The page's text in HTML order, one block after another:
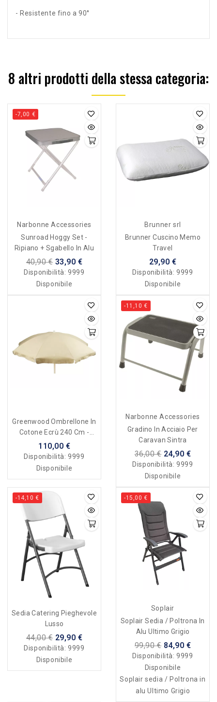
- Resistente fino a 90°
8 altri prodotti della stessa categoria:
-7,00 €
Narbonne Accessories
Sunroad Hoggy Set -
Ripiano + Sgabello In Alu
40,90 € 33,90 €
Disponibilità:9999
Disponibile
Brunner srl
Brunner Cuscino Memo
Travel
29,90 €
Disponibilità:9999
Disponibile
Greenwood Ombrellone In
Cotone Ecrù 240 Cm -
Made In Italy
110,00 €
Disponibilità:9999
Disponibile
-11,10 €
Narbonne Accessories
Gradino In Acciaio Per
Caravan Sintra
36,00 € 24,90 €
Disponibilità:9999
Disponibile
-14,10 €
Sedia Catering Pieghevole
Lusso
44,00 € 29,90 €
Disponibilità:9999
Disponibile
-15,00 €
Soplair
Soplair Sedia / Poltrona In
Alu Ultimo Grigio
99,90 € 84,90 €
Disponibilità:9999
Disponibile
Soplair sedia / Poltrona in
alu Ultimo Grigio